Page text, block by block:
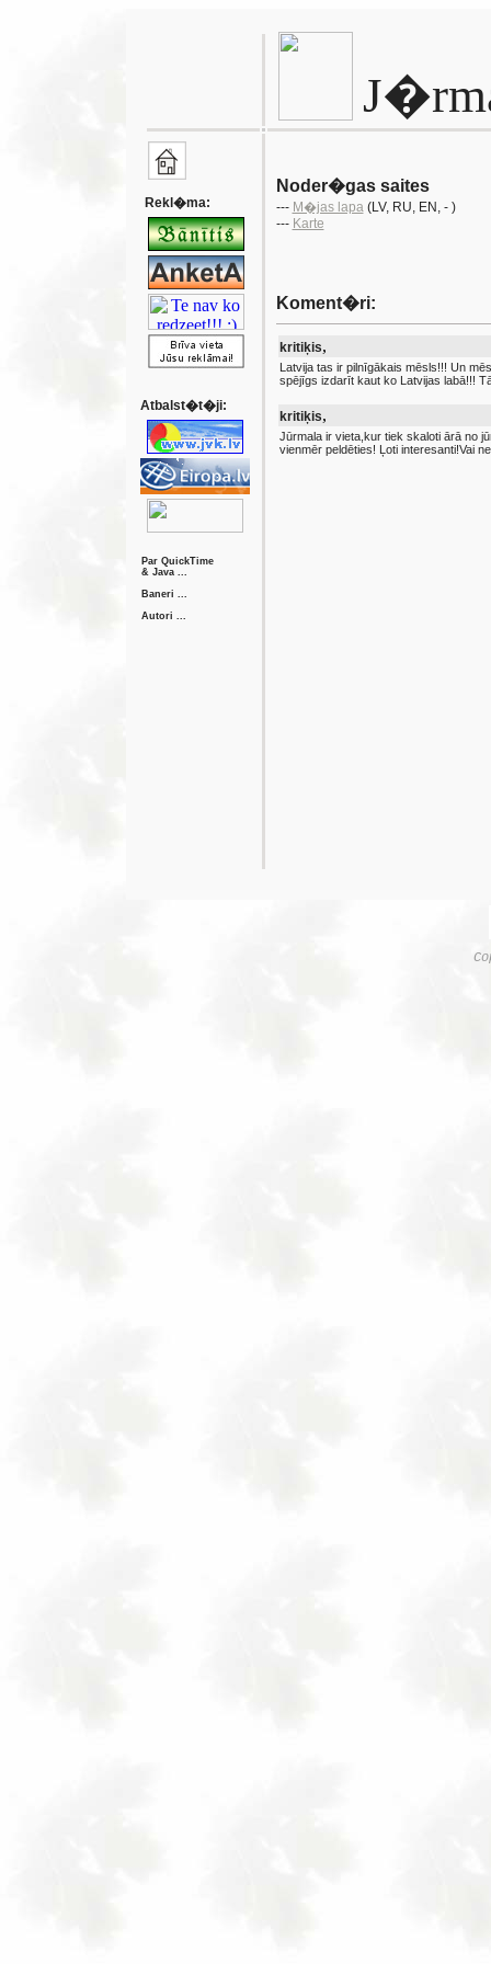
Rekl�ma:
Atbalst�t�ji:
Par QuickTime
& Java ...
Baneri ...
Autori ...
Noder�gas saites
--- M�jas lapa(LV, RU, EN , - )
--- Karte
Koment�ri:
kritiķis,
Latvija tas ir pilnīgākais mēsls!!! Un
spējīgs izdarīt kaut ko Latvijas labā!!!
kritiķis,
Jūrmala ir vieta,kur tiek skaloti ārā no
vienmēr peldēties! Ļoti interesanti!Vai